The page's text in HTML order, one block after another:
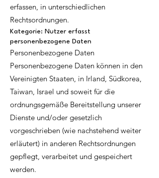
erfassen, in unterschiedlichen
Rechtsordnungen.
Kategorie: Nutzer erfasst
personenbezogene Daten
Personenbezogene Daten
Personenbezogene Daten können in den
Vereinigten Staaten, in Irland, Südkorea,
Taiwan, Israel und soweit für die
ordnungsgemäße Bereitstellung unserer
Dienste und/oder gesetzlich
vorgeschrieben (wie nachstehend weiter
erläutert) in anderen Rechtsordnungen
gepflegt, verarbeitet und gespeichert
werden.